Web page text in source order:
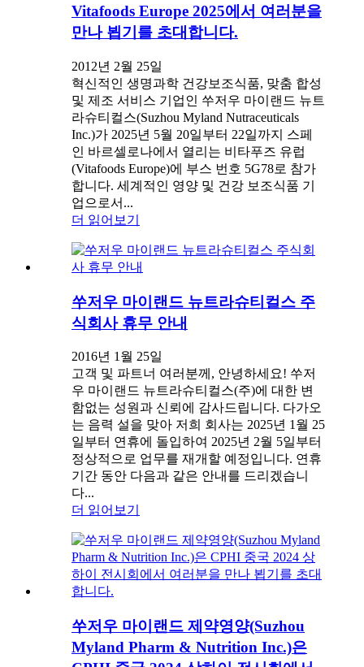
Vitafoods Europe 2025에서 여러분을
만나 뵙기를 초대합니다.
2012년 2월 25일
혁신적인 생명과학 건강보조식품, 맞춤 합성
및 제조 서비스 기업인 쑤저우 마이랜드 뉴트
라슈티컬스(Suzhou Myland Nutraceuticals
Inc.)가 2025년 5월 20일부터 22일까지 스페
인 바르셀로나에서 열리는 비타푸즈 유럽
(Vitafoods Europe)에 부스 번호 5G78로 참가
합니다. 세계적인 영양 및 건강 보조식품 기
업으로서...
더 읽어보기
쑤저우 마이랜드 뉴트라슈티컬스 주
식회사 휴무 안내
2016년 1월 25일
고객 및 파트너 여러분께, 안녕하세요! 쑤저
우 마이랜드 뉴트라슈티컬스(주)에 대한 변
함없는 성원과 신뢰에 감사드립니다. 다가오
는 음력 설을 맞아 저희 회사는 2025년 1월 25
일부터 연휴에 돌입하여 2025년 2월 5일부터
정상적으로 업무를 재개할 예정입니다. 연휴
기간 동안 다음과 같은 안내를 드리겠습니
다...
더 읽어보기
쑤저우 마이랜드 제약영양(Suzhou
Myland Pharm & Nutrition Inc.)은